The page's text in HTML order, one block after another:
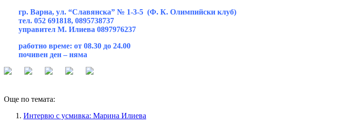
гр. Варна, ул. “Славянска” № 1-3-5 (Ф. К. Олимпийски клуб)
тел. 052 691818, 0895738737
управител М. Илиева 0897976237
работно време: от 08.30 до 24.00
почивен ден – няма
Още по темата:
Интeрвю с усмивка: Марина Илиева